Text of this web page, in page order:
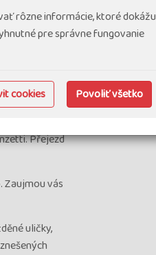
a
Brunello di
řeckou i
Přejezd
Zaujmou vás
uličky,
rôzne informácie, ktoré dokážu
pre správne fungovanie
cookies Povoliť všetko